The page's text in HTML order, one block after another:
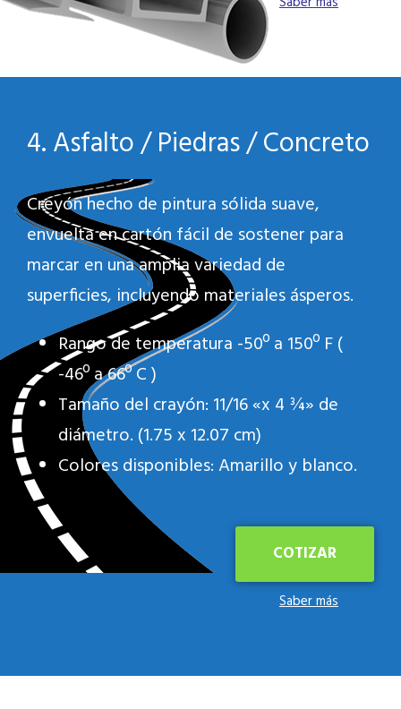
4. Asfalto / Piedras / Concreto
Creyón hecho de pintura sólida suave,
envuelta en cartón fácil de sostener para
marcar en una amplia variedad de
superficies, incluyendo materiales ásperos.
Rango de temperatura -50º a 150º F (
-46º a 66º C )
Tamaño del crayón: 11/16 «x 4 ¾» de
diámetro. (1.75 x 12.07 cm)
Colores disponibles: Amarillo y blanco.
COTIZAR
Saber más